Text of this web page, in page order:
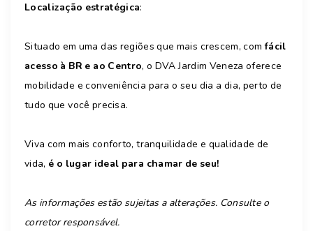
Localização estratégica:
Situado em uma das regiões que mais crescem, comfácil
acesso à BR e ao Centro, o DVA Jardim Veneza oferece
mobilidade e conveniência para o seu dia a dia, perto de
tudo que você precisa.
Viva com mais conforto, tranquilidade e qualidade de
vida, é o lugar ideal para chamar de seu!
As informações estão sujeitas a alterações. Consulte o
corretor responsável.